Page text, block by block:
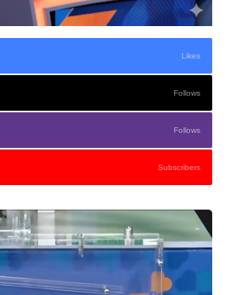
Likes
Follows
Follows
Subscribers